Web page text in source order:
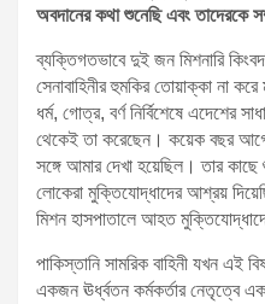
অবদানের কথা শুনেছি এবং তাদেরকে
ব্যক্তিগতভাবে দুই জন মিশনারি
সেনাবাহিনীর হুমকির তোয়াক্কা না
ধর্ম, গোত্র, বর্ণ নির্বিশেষে এদেশের
থেকেই তা করেছেন। কয়েক বছর
সঙ্গে আমার দেখা হয়েছিল। তার কাছে
লোকেরা মুক্তিযোদ্ধাদের আশ্রয়
মিশন হাসপাতালে আহত
পাকিস্তানি সামরিক বাহিনী যখন এই
একজন ঊর্ধ্বতন কর্মকর্তার নেতৃত্বে